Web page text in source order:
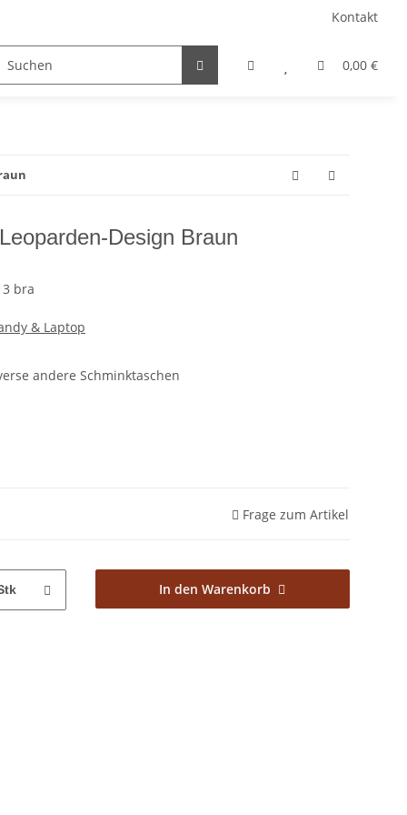
Kontakt
0,00 €
Hilfsprojekte
Design Braun
bra
& Laptop
andere Schminktaschen
Frage zum Artikel
In den Warenkorb